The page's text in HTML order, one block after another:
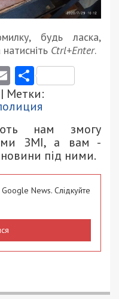
будь ласка,
Ctrl+Enter.
Email
| Метки:
нам змогу
ЗМІ, а вам -
під ними.
News. Слідкуйте